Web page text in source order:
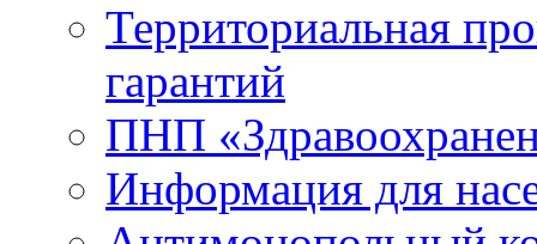
Территориальная
гарантий
ПНП
Информация для